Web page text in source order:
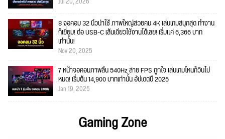
8 จอคอม 32 นิ้วน่าใช้ ภาพใหญ่สวยคม 4K เล่นเกมสนุกสุด ทำงาน
ก็เยี่ยม! ต่อ USB-C เส้นเดียวใช้งานได้เลย! เริ่มแค่ 6,366 บาท
เท่านั้น!
Nov 20, 2025
7 หน้าจอคอมภาพลื่น 540Hz สาย FPS ถูกใจ เล่นเกมไหนก็วินไป
หมด! เริ่มต้น 14,900 บาทเท่านั้น อัปเดตปี 2025
Jan 19, 2025
Gaming Zone